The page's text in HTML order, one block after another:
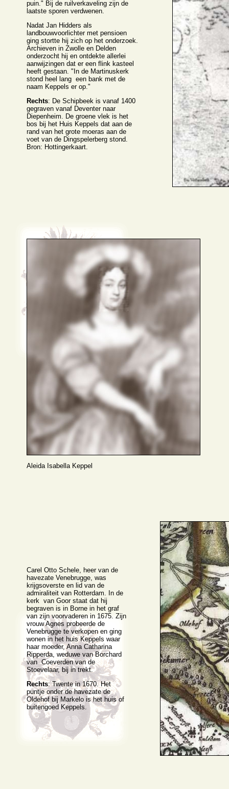
puin." Bij de ruilverkaveling zijn de
laatste sporen verdwenen.
Nadat Jan Hidders als
landbouwvoorlichter met pensioen
ging stortte hij zich op het onderzoek.
Archieven in Zwolle en Delden
onderzocht hij en ontdekte allerlei
aanwijzingen dat er een flink kasteel
heeft gestaan. "In de Martinuskerk
stond heel lang een bank met de
naam Keppels er op."
Rechts: De Schipbeek is vanaf 1400
gegraven vanaf Deventer naar
Diepenheim. De groene vlek is het
bos bij het Huis Keppels dat aan de
rand van het grote moeras aan de
voet van de Dingspelerberg stond.
Bron: Hottingerkaart.
Aleida Isabella Keppel
Carel Otto Schele, heer van de
havezate Venebrugge, was
krijgsoverste en lid van de
admiraliteit van Rotterdam. In de
kerk van Goor staat dat hij
begraven is in Borne in het graf
van zijn voorvaderen in 1675. Zijn
vrouw Agnes probeerde de
Venebrugge te verkopen en ging
wonen in het huis Keppels waar
haar moeder, Anna Catharina
Ripperda, weduwe van Borchard
van Coeverden van de
Stoevelaar, bij in trekt.
Rechts: Twente in 1670. Het
puntje onder de havezate de
Oldehof bij Markelo is het huis of
buitengoed Keppels.